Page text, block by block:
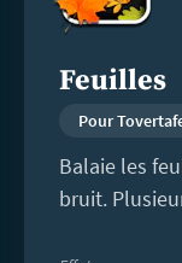
Feuilles
Pour
Balaie les
bruit.